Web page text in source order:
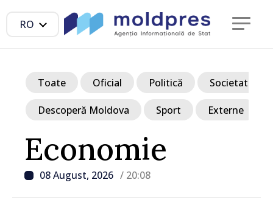
RO
Economie
08 August, 2026 / 20:08
Toate Oficial Politică Societate
Descoperă Moldova Sport Externe